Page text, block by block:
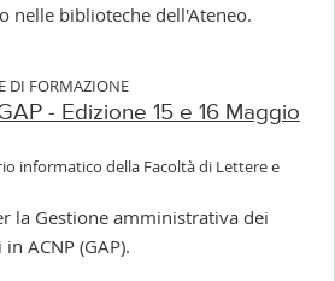
nelle biblioteche dell'Ateneo.
DI FORMAZIONE
- Edizione 15 e 16 Maggio
informatico della Facoltà di Lettere e
la Gestione amministrativa dei
ACNP (GAP).